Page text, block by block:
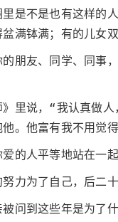
是不是也有这样的
满钵满；有的儿女
朋友、同学、同事
》里说，“我认真做
。他富有我不用觉
的人平等地站在一
力为了自己，后二
被问到这些年是为了